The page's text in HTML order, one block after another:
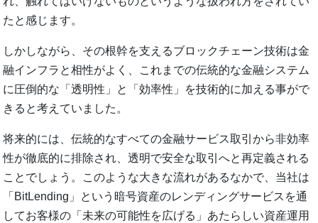
たと感じます。
しかしながら、その根幹を支えるブロックチェーン技術は金
融インフラと相性がよく、これまでの伝統的な金融システム
に圧倒的な「透明性」と「効率性」を技術的に加える事がで
きると考えていました。
将来的には、伝統的なすべての金融サービス取引から非効率
性が徹底的に排除され、透明で安全な取引へと再定義される
ことでしょう。このような大きな流れがあるなかで、当社は
「BitLending」という暗号資産のレンディングサービスを通
してお客様の「未来の可能性を広げる」あたらしい資産運用